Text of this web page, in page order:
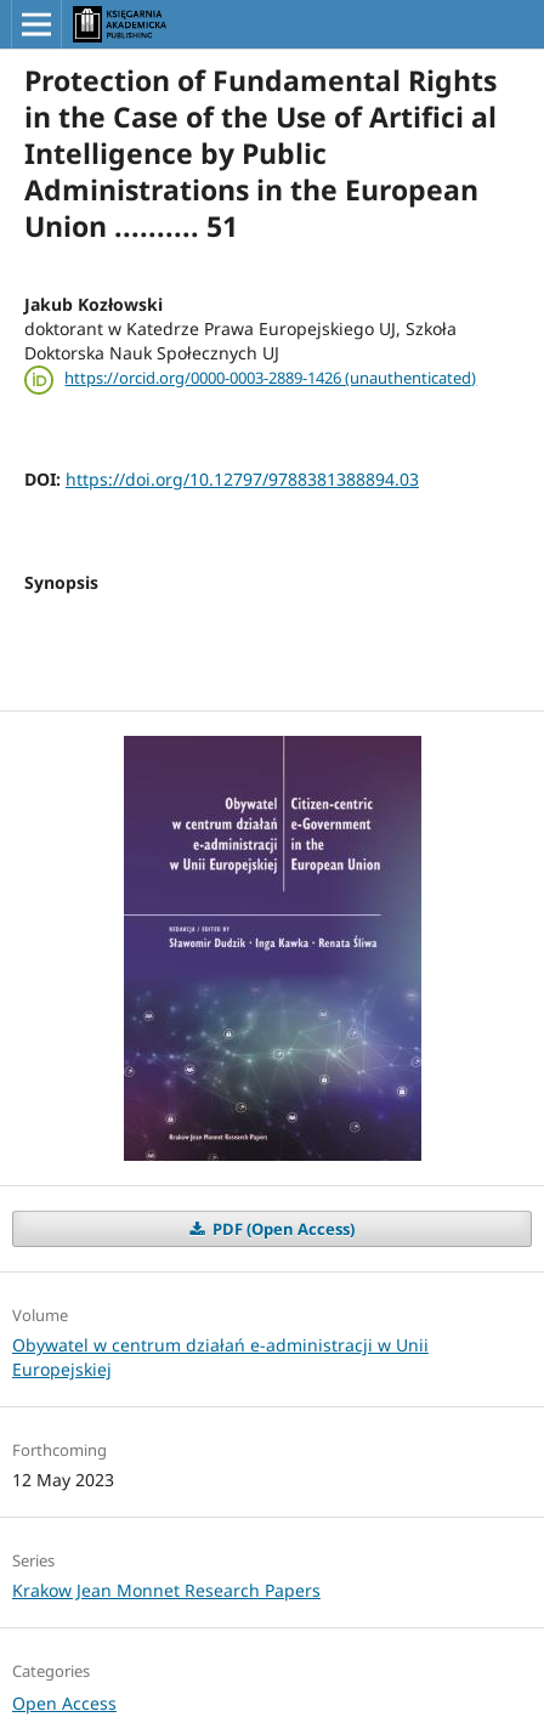
Protection of Fundamental Rights
in the Case of the Use of Artifici al
Intelligence by Public
Administrations in the European
Union .......... 51
Jakub Kozłowski
doktorant w Katedrze Prawa Europejskiego UJ, Szkoła
Doktorska Nauk Społecznych UJ
https://orcid.org/0000-0003-2889-1426 (unauthenticated)
DOI: https://doi.org/10.12797/9788381388894.03
Synopsis
PDF (Open Access)
Volume
Obywatel w centrum działań e-administracji w Unii
Europejskiej
Forthcoming
12 May 2023
Series
Krakow Jean Monnet Research Papers
Categories
Open Access